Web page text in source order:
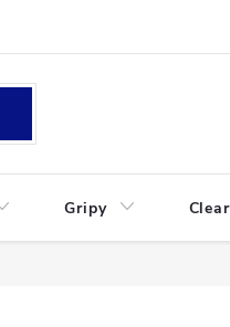
Gripy